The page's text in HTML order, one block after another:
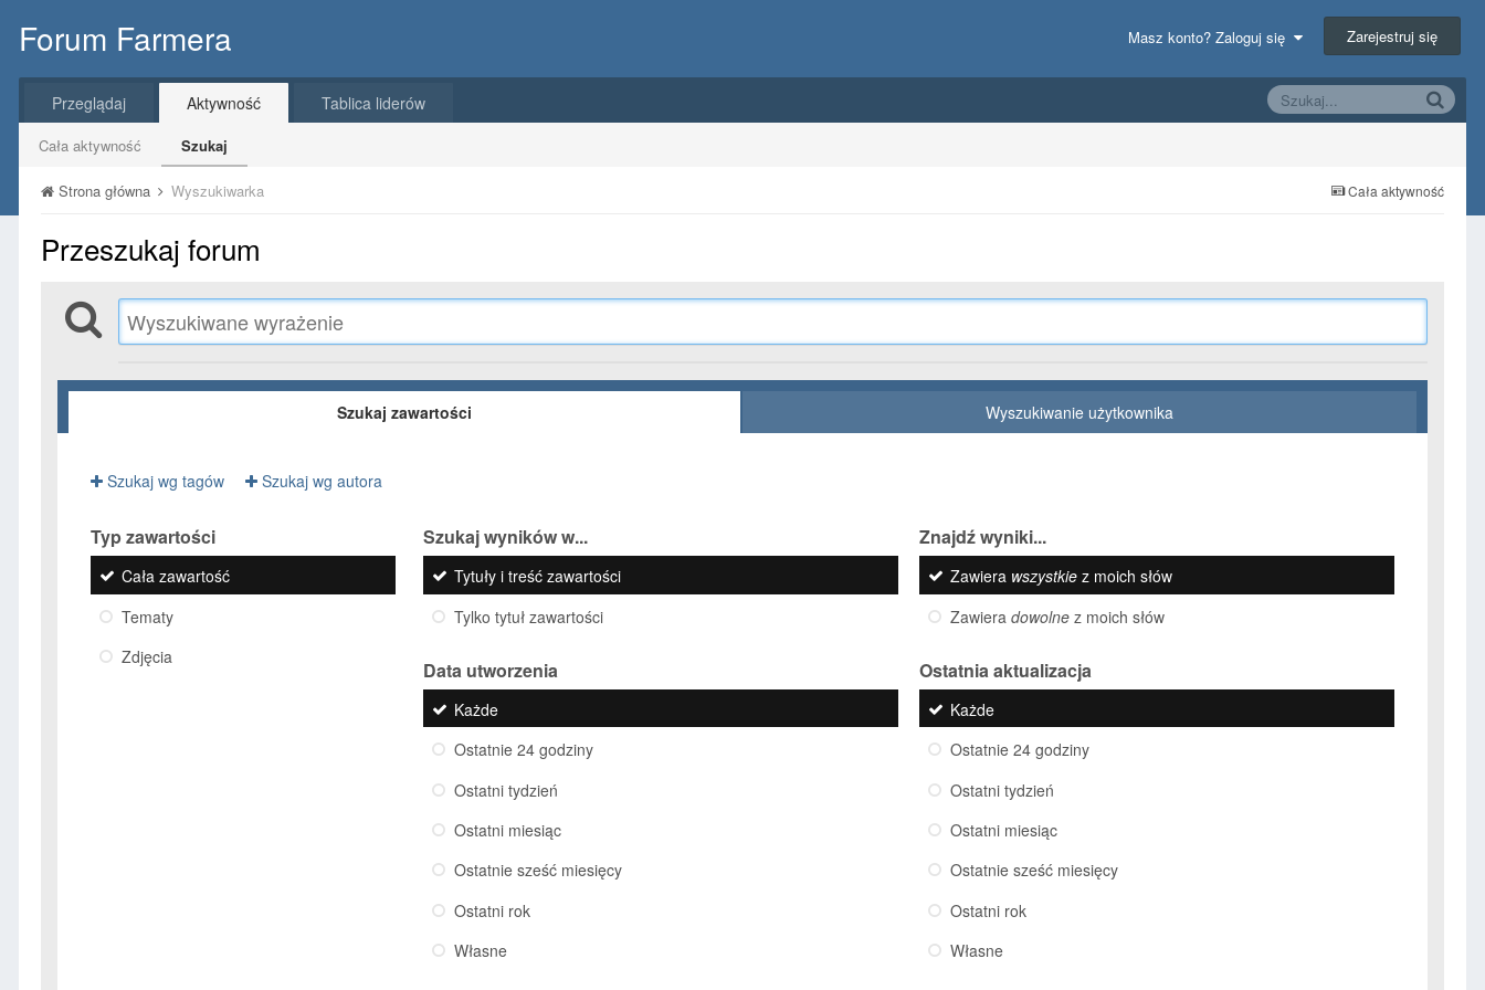
Forum Farmera Masz konto? Zaloguj się Zarejestruj się
Przeglądaj Aktywność
Cała aktywność Szukaj
Tablica liderów
Cała aktywność
Strona główna Wyszukiwarka
Przeszukaj forum
Szukaj zawartości Wyszukiwanie użytkownika
Szukaj wg tagów Szukaj wg autora
Typ zawartości
Cała zawartość
Tematy
Zdjęcia
Szukaj wyników w...
Tytuły i treść zawartości
Tylko tytuł zawartości
Znajdź wyniki...
Zawiera wszystkiez moich słów
Zawiera dowolnez moich słów
Data utworzenia
Każde
Ostatnie 24 godziny
Ostatni tydzień
Ostatni miesiąc
Ostatnie sześć miesięcy
Ostatni rok
Własne
Ostatnia aktualizacja
Każde
Ostatnie 24 godziny
Ostatni tydzień
Ostatni miesiąc
Ostatnie sześć miesięcy
Ostatni rok
Własne